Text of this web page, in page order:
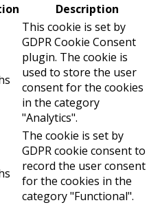
Description
This cookie is set by
GDPR Cookie Consent
plugin. The cookie is
used to store the user
consent for the cookies
in the category
"Analytics".
The cookie is set by
GDPR cookie consent to
record the user consent
for the cookies in the
category "Functional".